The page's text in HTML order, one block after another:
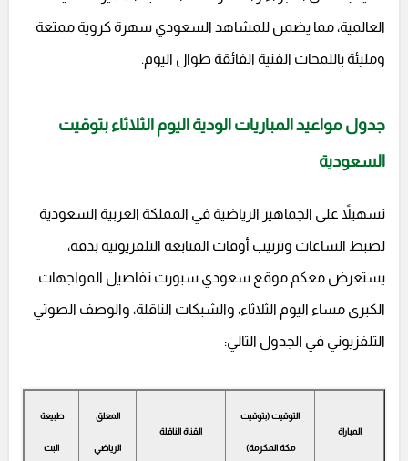
العالمية، مما يضمن للمشاهد السعودي سهرة كروية ممتعة
ومليئة باللمحات الفنية الفائقة طوال اليوم.
جدول مواعيد المباريات الودية اليوم الثلاثاء بتوقيت
السعودية
تسهيلاً على الجماهير الرياضية في المملكة العربية السعودية
لضبط الساعات وترتيب أوقات المتابعة التلفزيونية بدقة،
يستعرض معكم موقع سعودي سبورت تفاصيل المواجهات
الكبرى مساء اليوم الثلاثاء، والشبكات الناقلة، والوصف الصوتي
التلفزيوني في الجدول التالي:
المباراة
التوقيت (بتوقيت
مكة المكرمة)
القناة الناقلة
المعلق
الرياضي
طبيعة
البث